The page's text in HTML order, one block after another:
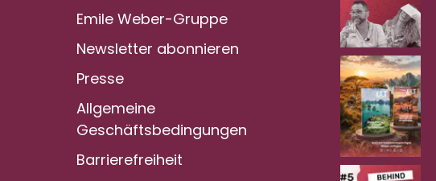
Emile Weber-Gruppe
Newsletter abonnieren
Presse
Allgemeine
Geschäftsbedingungen
Barrierefreiheit